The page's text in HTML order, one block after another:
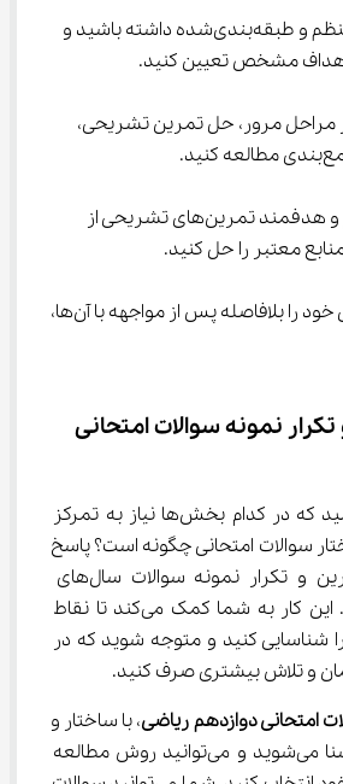
برنامه‌ریزی منظم و طبقه‌بندی‌شده داشته باشید و
مشخص تعیین کنید.
مراحل مرور، حل تمرین تشریحی،
به طور مداوم و هدفمند تمرین‌های تشریحی از
معتبر را حل کنید.
اشکالات درسی خود را بلافاصله پس از مواجهه با آن‌ها،
نمونه سوالات امتحانی
چگونه می‌توان فهمید که در کدام بخش‌ها نیاز به تمرکز
سوالات امتحانی چگونه است؟ پاسخ
این پرسش در تمرین و تکرار نمونه سوالات سال‌های
گذشته نهفته است. این کار به شما کمک می‌کند تا نقاط
کنید و متوجه شوید که در
امتحانی دوازدهم ریاضی، با ساختار و
تیپ‌بندی سوالات آشنا می‌شوید و می‌توانید روش مطالعه